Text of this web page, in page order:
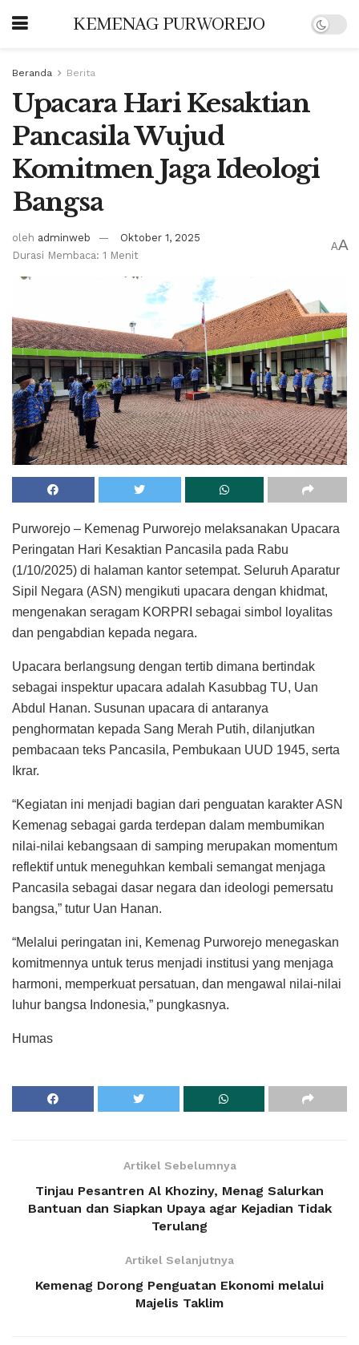
KEMENAG PURWOREJO
Beranda Berita
Upacara Hari Kesaktian
Pancasila Wujud
Komitmen Jaga Ideologi
Bangsa
oleh adminweb
Oktober 1, 2025
Durasi Membaca: 1 Menit
AA
Purworejo – Kemenag Purworejo melaksanakan Upacara
Peringatan Hari Kesaktian Pancasila pada Rabu
(1/10/2025) di halaman kantor setempat. Seluruh Aparatur
Sipil Negara (ASN) mengikuti upacara dengan khidmat,
mengenakan seragam KORPRI sebagai simbol loyalitas
dan pengabdian kepada negara.
Upacara berlangsung dengan tertib dimana bertindak
sebagai inspektur upacara adalah Kasubbag TU, Uan
Abdul Hanan. Susunan upacara di antaranya
penghormatan kepada Sang Merah Putih, dilanjutkan
pembacaan teks Pancasila, Pembukaan UUD 1945, serta
Ikrar.
“Kegiatan ini menjadi bagian dari penguatan karakter ASN
Kemenag sebagai garda terdepan dalam membumikan
nilai-nilai kebangsaan di samping merupakan momentum
reflektif untuk meneguhkan kembali semangat menjaga
Pancasila sebagai dasar negara dan ideologi pemersatu
bangsa,” tutur Uan Hanan.
“Melalui peringatan ini, Kemenag Purworejo menegaskan
komitmennya untuk terus menjadi institusi yang menjaga
harmoni, memperkuat persatuan, dan mengawal nilai-nilai
luhur bangsa Indonesia,” pungkasnya.
Humas
Artikel Sebelumnya
Tinjau Pesantren Al Khoziny, Menag Salurkan
Bantuan dan Siapkan Upaya agar Kejadian Tidak
Terulang
Artikel Selanjutnya
Kemenag Dorong Penguatan Ekonomi melalui
Majelis Taklim